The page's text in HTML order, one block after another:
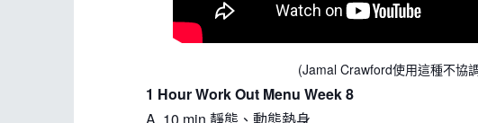
(Jamal Crawford使用這種不協
1 Hour Work Out Menu Week 8